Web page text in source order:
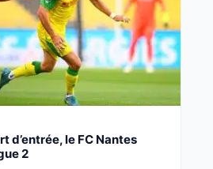
d’entrée, le FC Nantes
2